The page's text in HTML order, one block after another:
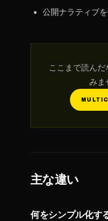
公開ナラティブ
ここまで読ん
みま
MULTIC
主な違い
何をシンプル化す